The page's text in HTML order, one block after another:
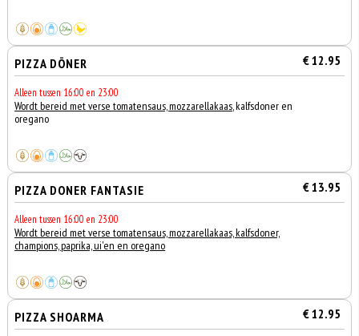
PIZZA DÖNER € 12.95
Alleen tussen 16:00 en 23:00
Wordt bereid met verse tomatensaus, mozzarellakaas, kalfsdoner en
oregano
PIZZA DONER FANTASIE € 13.95
Alleen tussen 16:00 en 23:00
Wordt bereid met verse tomatensaus, mozzarellakaas, kalfsdoner,
champions, paprika, ui'en en oregano
PIZZA SHOARMA € 12.95